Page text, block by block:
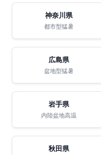
神奈川県
都市型猛暑
広島県
盆地型猛暑
岩手県
内陸盆地高温
秋田県